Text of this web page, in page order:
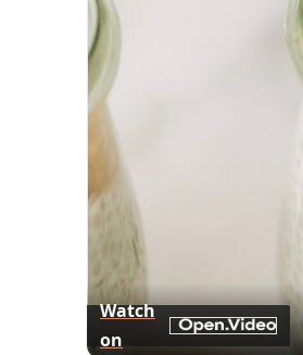
Watch
on